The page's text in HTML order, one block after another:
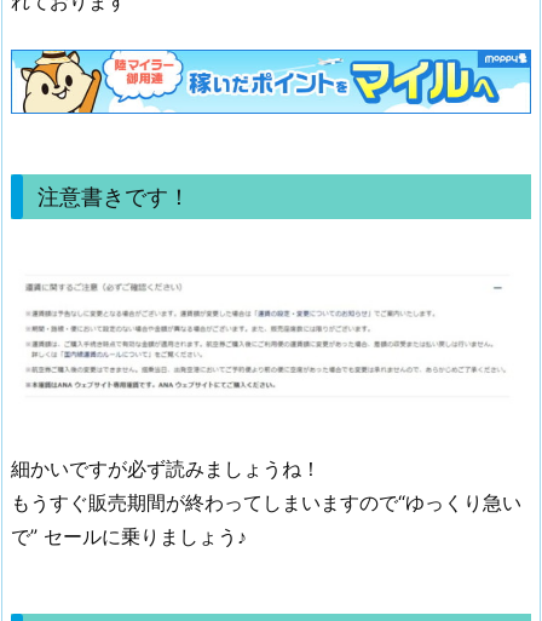
注意書きです！
細かいですが必ず読みましょうね！
もうすぐ販売期間が終わってしまいますので“ゆっくり急い
で” セールに乗りましょう♪